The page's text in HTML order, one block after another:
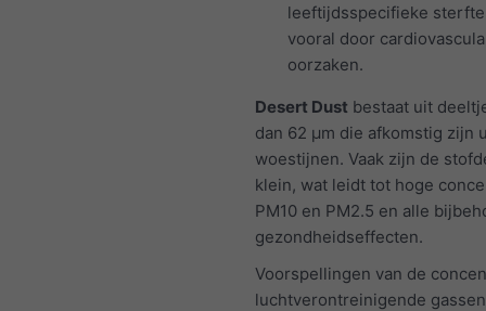
leeftijdsspecifieke
vooral door
oorzaken.
Desert Dust bestaat uit
dan 62 μm die afkomstig zijn
woestijnen. Vaak zijn de
klein, wat leidt tot hoge
PM10 en PM2.5 en alle
gezondheidseffecten.
Voorspellingen van de
luchtverontreinigende